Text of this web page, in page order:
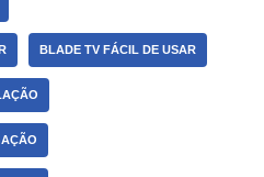
BLADE TV FÁCIL DE USAR